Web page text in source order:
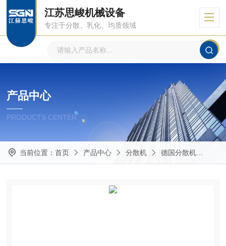
江苏思峻机械设备
专注于分散、乳化、均质领域
产品中心
PRODUCTS CENTER
当前位置： 首页 产品中心 分散机 德国分散机